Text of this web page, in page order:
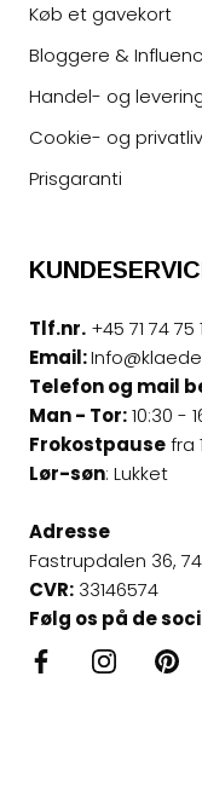
Køb et gavekort
Bloggere &
Handel- og
Cookie- og
Prisgaranti
Tlf.nr. +45 71 74 75
Email:
Telefon og mail
Man - Tor:10:30 -
Frokostpausefra
Lør-søn: Lukket
Adresse
Fastrupdalen 36,
CVR: 33146574
Følg os på de